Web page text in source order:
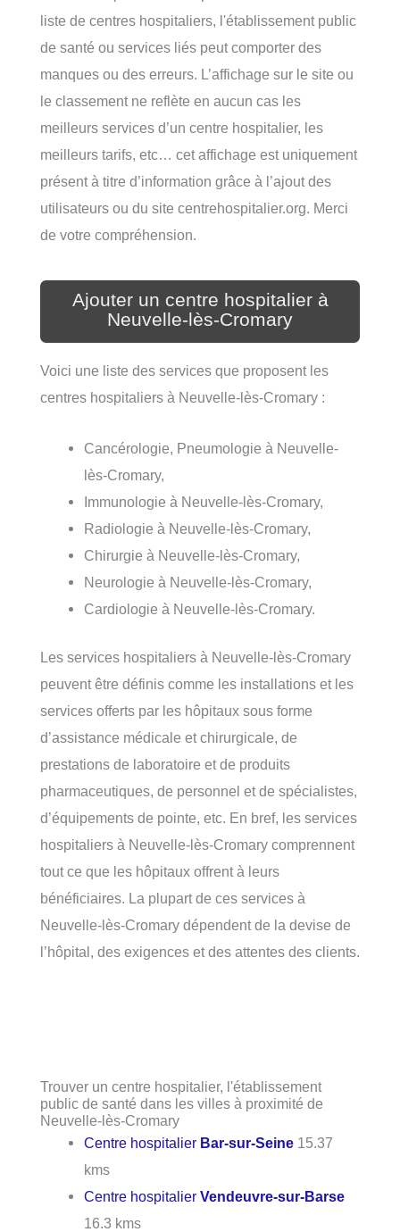
liste de centres hospitaliers, l'établissement public
de santé ou services liés peut comporter des
manques ou des erreurs. L’affichage sur le site ou
le classement ne reflète en aucun cas les
meilleurs services d’un centre hospitalier, les
meilleurs tarifs, etc… cet affichage est uniquement
présent à titre d’information grâce à l’ajout des
utilisateurs ou du site centrehospitalier.org. Merci
de votre compréhension.
Ajouter un centre hospitalier à
Neuvelle-lès-Cromary
Voici une liste des services que proposent les
centres hospitaliers à Neuvelle-lès-Cromary :
Cancérologie, Pneumologie à Neuvelle-
lès-Cromary,
Immunologie à Neuvelle-lès-Cromary,
Radiologie à Neuvelle-lès-Cromary,
Chirurgie à Neuvelle-lès-Cromary,
Neurologie à Neuvelle-lès-Cromary,
Cardiologie à Neuvelle-lès-Cromary.
Les services hospitaliers à Neuvelle-lès-Cromary
peuvent être définis comme les installations et les
services offerts par les hôpitaux sous forme
d’assistance médicale et chirurgicale, de
prestations de laboratoire et de produits
pharmaceutiques, de personnel et de spécialistes,
d’équipements de pointe, etc. En bref, les services
hospitaliers à Neuvelle-lès-Cromary comprennent
tout ce que les hôpitaux offrent à leurs
bénéficiaires. La plupart de ces services à
Neuvelle-lès-Cromary dépendent de la devise de
l’hôpital, des exigences et des attentes des clients.
Trouver un centre hospitalier, l'établissement
public de santé dans les villes à proximité de
Neuvelle-lès-Cromary
Centre hospitalier Bar-sur-Seine 15.37
kms
Centre hospitalierVendeuvre-sur-Barse
16.3 kms